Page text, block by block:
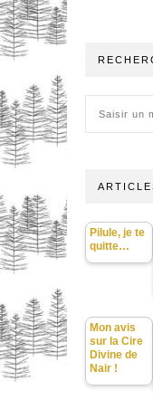
Pilule, je te
quitte…
Mon avis
sur la Cire
Divine de
Nair !